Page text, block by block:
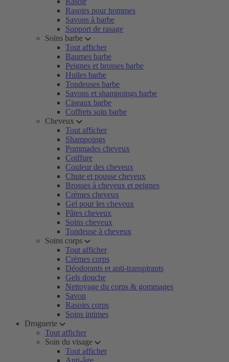
Rasoirs pour hommes
Savons à barbe
Support de rasage
Soins barbe
Tout afficher
Baumes barbe
Peignes et brosses barbe
Huiles barbe
Tondeuses barbe
Savons et shampoings barbe
Ciseaux barbe
Coffrets soin barbe
Cheveux
Tout afficher
Shampoings
Pommades cheveux
Coiffure
Couleur des cheveux
Chute et pousse cheveux
Brosses à cheveux et peignes
Crèmes cheveux
Gel pour les cheveux
Pâtes cheveux
Soins cheveux
Tondeuse à cheveux
Soins corps
Tout afficher
Crèmes corps
Déodorants et anti-transpirants
Gels douche
Nettoyage du corps & gommages
Savon
Rasoirs corps
Soins intimes
Droguerie
Tout afficher
Soin du visage
Tout afficher
Anti-âge